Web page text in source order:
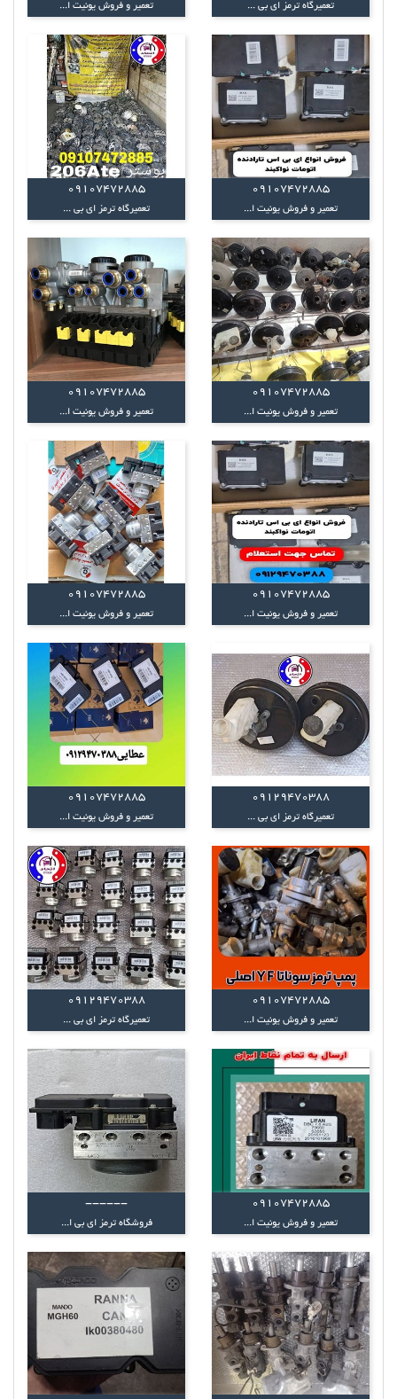
تعمیرگاه ترمز ای بی ... تعمیر و فروش یونیت ا...
09107472885
تعمیر و فروش یونیت ا...
09107472885
تعمیرگاه ترمز ای بی ...
09107472885
تعمیر و فروش یونیت ا...
09107472885
تعمیر و فروش یونیت ا...
09107472885
تعمیر و فروش یونیت ا...
09107472885
تعمیر و فروش یونیت ا...
09129470388
تعمیرگاه ترمز ای بی ...
09107472885
تعمیر و فروش یونیت ا...
09107472885
تعمیر و فروش یونیت ا...
09129470388
تعمیرگاه ترمز ای بی ...
09107472885
تعمیر و فروش یونیت ا...
------
فروشگاه ترمز ای بی ا...